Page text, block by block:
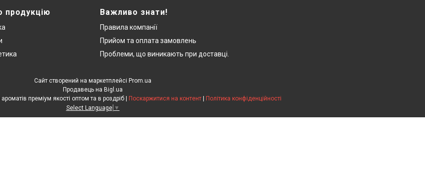
продукцію Важливо знати!
Правила компанії
Прийом та оплата замовлень
Проблеми, що виникають при доставці.
Сайт створений на маркетплейсі Prom.ua
Продавець на Bigl.ua
Поскаржитися на контент
Політика конфіденційності
Select Language ▼